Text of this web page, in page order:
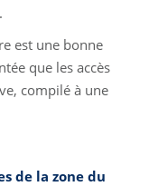
est une bonne
que les accès
compilé à une
de la zone du